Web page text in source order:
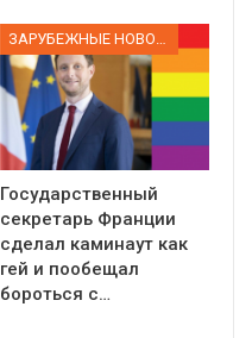
ЗАРУБЕЖНЫЕ НОВОСТИ
Государственный
секретарь Франции
сделал каминаут как
гей и пообещал
бороться с…